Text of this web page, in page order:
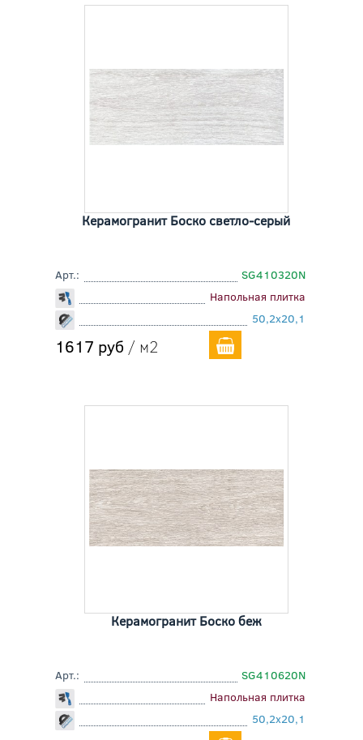
Керамогранит Боско светло-серый
Арт.:
SG410320N
Напольная плитка
50,2x20,1
1617 руб / м2
Керамогранит Боско беж
Арт.:
SG410620N
Напольная плитка
50,2x20,1